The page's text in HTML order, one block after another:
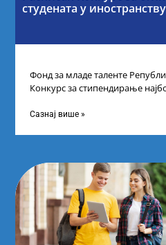
студената у иностранству
Фонд за младе таленте
Конкурс за стипендирање
Сазнај више »